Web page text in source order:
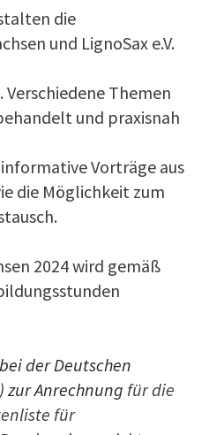
die
und LignoSax e.V.
Verschiedene Themen
und praxisnah
Vorträge aus
die Möglichkeit zum
2024 wird gemäß
bei der Deutschen
zur Anrechnung für die
für